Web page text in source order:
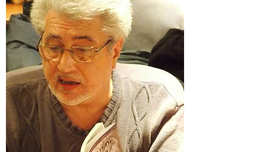
Alejandra Correa | La nieve